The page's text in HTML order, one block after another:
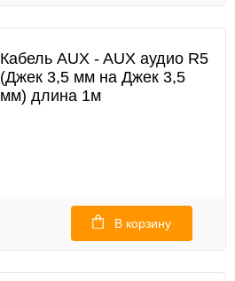
Кабель AUX - AUX аудио R5
(Джек 3,5 мм на Джек 3,5
мм) длина 1м
В корзину